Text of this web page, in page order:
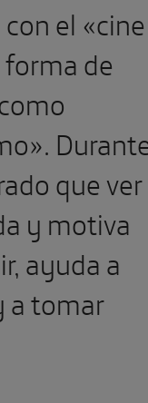
el «cine
de
que ver
y motiva
ayuda a
a tomar